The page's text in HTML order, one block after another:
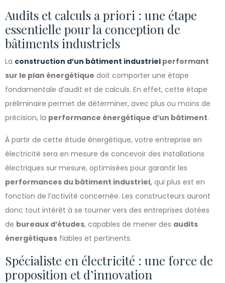
Audits et calculs a priori : une étape
essentielle pour la conception de
bâtiments industriels
La construction d’un bâtiment industriel performant
sur le plan énergétique doit comporter une étape
fondamentale d’audit et de calculs. En effet, cette étape
préliminaire permet de déterminer, avec plus ou moins de
précision, la performance énergétique d’un bâtiment.
À partir de cette étude énergétique, votre entreprise en
électricité sera en mesure de concevoir des installations
électriques sur mesure, optimisées pour garantir les
performances du bâtiment industriel, qui plus est en
fonction de l’activité concernée. Les constructeurs auront
donc tout intérêt à se tourner vers des entreprises dotées
de bureaux d’études, capables de mener des audits
énergétiques fiables et pertinents.
Spécialiste en électricité : une force de
proposition et d’innovation